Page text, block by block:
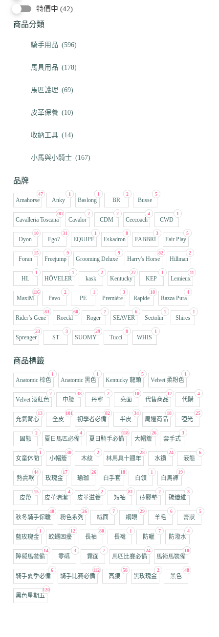
特價中 (42)
商品分類
騎手用品 (596)
馬具用品 (178)
馬匹護理 (69)
皮革保養 (10)
收納工具 (14)
小馬與小騎士 (167)
品牌
47
Amahorse
1
Anky
1
Baslong
2
BR
5
Busse
287
Cavalleria Toscana
2
Cavalor
2
CDM
4
Ceecoach
1
CWD
10
Dyon
31
Ego7
1
EQUIPE
8
Eskadron
3
FABBRI
5
Fair Play
15
Foran
9
Freejump
9
Grooming Deluxe
82
Harry's Horse
2
Hillman
1
HL
1
HÖVELER
2
kask
27
Kentucky
1
KEP
11
Lemieux
116
MaxiM
2
Pavo
1
PE
3
Première
18
Rapide
4
Razza Pura
83
Rider’s Gene
60
Roeckl
7
Roger
6
SEAVER
1
Sectolin
1
Shires
23
Sprenger
3
ST
29
SUOMY
8
Tucci
1
WHIS
商品標籤
1
Anatomic 棕色
1
Anatomic 黑色
5
Kentucky 龍頭
1
Velvet 柔粉色
2
Velvet 酒紅色
38
中腰
2
丹寧
10
亮面
17
代售商品
4
代購
13
充氣背心
101
全皮
82
初學者必備
34
半皮
18
周邊商品
25
啞光
2
固態
4
夏日馬匹必備
118
夏日騎手必備
26
大帽簷
3
套手式
1
女童休閒
30
小帽簷
2
木紋
28
林馬具十週年
24
水鑽
6
液態
44
熱賣款
17
玫瑰金
26
瑜珈
18
白手套
1
白領
19
白馬褲
15
皮帶
4
皮革清潔
2
皮革滋養
81
短袖
2
矽膠墊
3
碳纖維
40
秋冬騎手保暖
26
粉色系列
7
絨面
29
網眼
6
羊毛
5
膏狀
1
藍玫瑰金
12
蚊蠅困擾
80
長袖
1
長襪
7
防曬
4
防潑水
14
障礙馬裝備
3
零碼
7
霧面
24
馬匹比賽必備
10
馬術馬裝備
6
騎手夏季必備
112
騎手比賽必備
58
高腰
2
黑玫瑰金
48
黑色
120
黑色星期五